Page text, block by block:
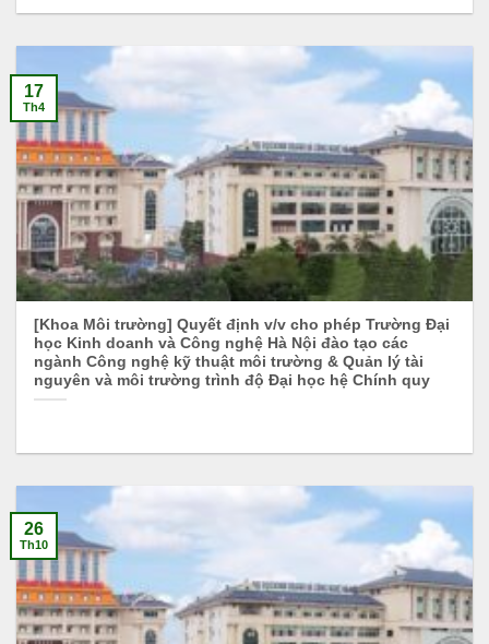
[Khoa Môi trường] Quyết định v/v cho phép Trường Đại
học Kinh doanh và Công nghệ Hà Nội đào tạo các
ngành Công nghệ kỹ thuật môi trường & Quản lý tài
nguyên và môi trường trình độ Đại học hệ Chính quy
17
Th4
26
Th10